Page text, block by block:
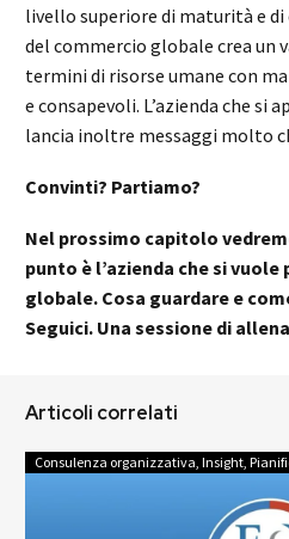
Articoli correlati
Consulenza organizzativa, Insight,
livello superiore di maturità e
del commercio globale crea un
termini di risorse umane con
e consapevoli. L’azienda che si
lancia inoltre messaggi molto
Convinti? Partiamo?
Nel prossimo capitolo
punto è l’azienda che si
globale. Cosa guardare e
Seguici. Una sessione di